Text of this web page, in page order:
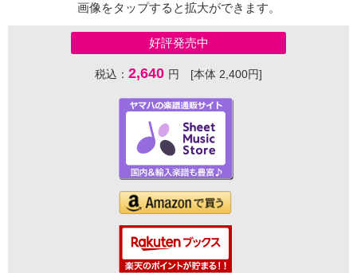
画像をタップすると拡大ができます。
好評発売中
税込： 2,640 円 [本体 2,400円]